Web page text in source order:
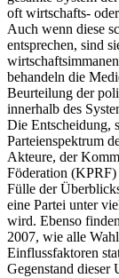
oft wirtschafts-
Auch wenn diese
entsprechen, sind
behandeln die
Beurteilung der
innerhalb des
Die Entscheidung,
Parteienspektrum
Akteure, der
Föderation (KPRF)
Fülle der
eine Partei unter
wird. Ebenso
2007, wie alle
Einflussfaktoren
Gegenstand dieser